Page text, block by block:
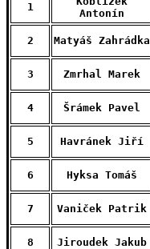
1
Antonín
2 Matyáš Zahrádka
3 Zmrhal Marek
4 Šrámek Pavel
5 Havránek Jiří
6 Hyksa Tomáš
7 Vaniček Patrik
8 Jiroudek Jakub